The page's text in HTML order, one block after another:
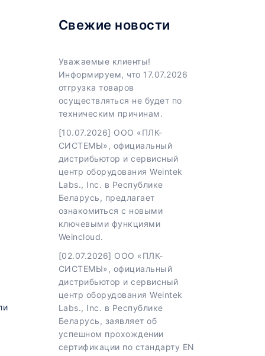
Свежие новости
Уважаемые клиенты!
Информируем, что 17.07.2026
отгрузка товаров
осуществляться не будет по
техническим причинам.
[10.07.2026] ООО «ПЛК-
СИСТЕМЫ», официальный
дистрибьютор и сервисный
центр оборудования Weintek
Labs., Inc. в Республике
Беларусь, предлагает
ознакомиться с новыми
ключевыми функциями
Weincloud.
[02.07.2026] ООО «ПЛК-
СИСТЕМЫ», официальный
дистрибьютор и сервисный
центр оборудования Weintek
Labs., Inc. в Республике
Беларусь, заявляет об
успешном прохождении
сертификации по стандарту EN